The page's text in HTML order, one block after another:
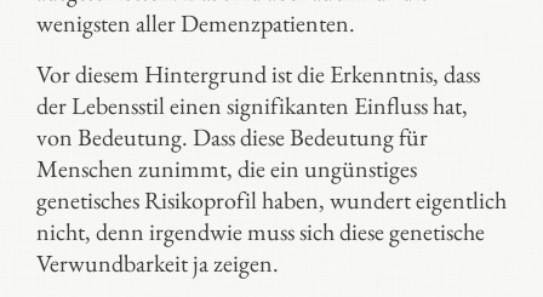
wenigsten aller Demenzpatienten.
Vor diesem Hintergrund ist die Erkenntnis, dass
der Lebensstil einen signifikanten Einfluss hat,
von Bedeutung. Dass diese Bedeutung für
Menschen zunimmt, die ein ungünstiges
genetisches Risikoprofil haben, wundert eigentlich
nicht, denn irgendwie muss sich diese genetische
Verwundbarkeit ja zeigen.